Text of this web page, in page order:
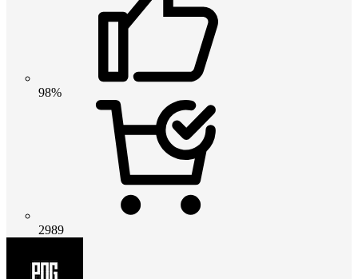
98%
2989